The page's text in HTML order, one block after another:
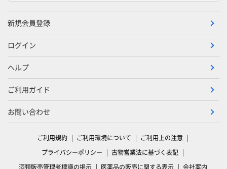
新規会員登録
ログイン
ヘルプ
ご利用ガイド
お問い合わせ
ご利用規約 ご利用環境について
ご利用上の注意
プライバシーポリシー
古物営業法に基づく表記
酒類販売管理者標識の掲示
医薬品の販売に関する表示 会社案内